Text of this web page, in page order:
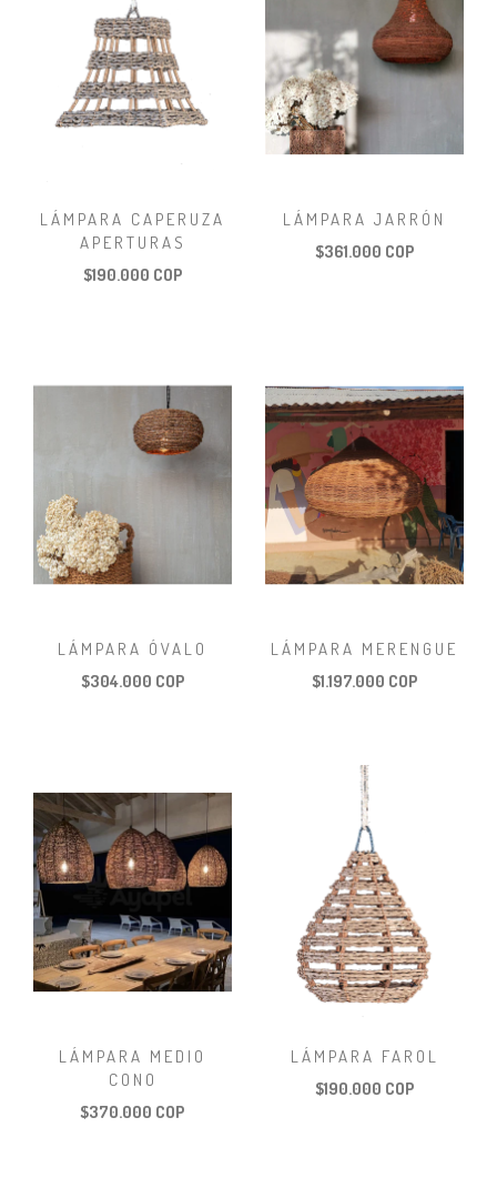
LÁMPARA CAPERUZA
APERTURAS
$190.000 COP
LÁMPARA JARRÓN
$361.000 COP
LÁMPARA ÓVALO
$304.000 COP
LÁMPARA MERENGUE
$1.197.000 COP
LÁMPARA MEDIO
CONO
$370.000 COP
LÁMPARA FAROL
$190.000 COP